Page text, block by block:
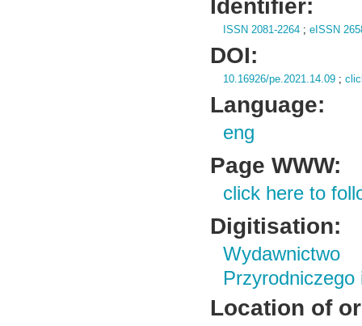
Identifier:
ISSN 2081-2264 ;eISSN
DOI:
10.16926/pe.2021.14.09 ;
Language:
eng
Page WWW:
click here to
Digitisation:
Przyrodniczego
Location of